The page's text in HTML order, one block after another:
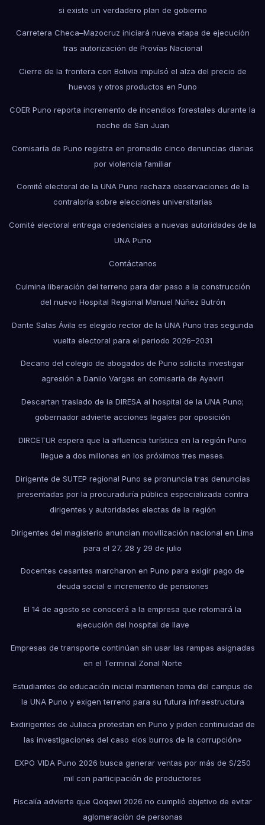
si existe un verdadero plan de gobierno
Carretera Checa–Mazocruz iniciará nueva etapa de ejecución
tras autorización de Provías Nacional
Cierre de la frontera con Bolivia impulsó el alza del precio de
huevos y otros productos en Puno
COER Puno reporta incremento de incendios forestales durante la
noche de San Juan
Comisaría de Puno registra en promedio cinco denuncias diarias
por violencia familiar
Comité electoral de la UNA Puno rechaza observaciones de la
contraloría sobre elecciones universitarias
Comité electoral entrega credenciales a nuevas autoridades de la
UNA Puno
Contáctanos
Culmina liberación del terreno para dar paso a la construcción
del nuevo Hospital Regional Manuel Núñez Butrón
Dante Salas Ávila es elegido rector de la UNA Puno tras segunda
vuelta electoral para el periodo 2026–2031
Decano del colegio de abogados de Puno solicita investigar
agresión a Danilo Vargas en comisaría de Ayaviri
Descartan traslado de la DIRESA al hospital de la UNA Puno;
gobernador advierte acciones legales por oposición
DIRCETUR espera que la afluencia turística en la región Puno
llegue a dos millones en los próximos tres meses.
Dirigente de SUTEP regional Puno se pronuncia tras denuncias
presentadas por la procuraduría pública especializada contra
dirigentes y autoridades electas de la región
Dirigentes del magisterio anuncian movilización nacional en Lima
para el 27, 28 y 29 de julio
Docentes cesantes marcharon en Puno para exigir pago de
deuda social e incremento de pensiones
El 14 de agosto se conocerá a la empresa que retomará la
ejecución del hospital de Ilave
Empresas de transporte continúan sin usar las rampas asignadas
en el Terminal Zonal Norte
Estudiantes de educación inicial mantienen toma del campus de
la UNA Puno y exigen terreno para su futura infraestructura
Exdirigentes de Juliaca protestan en Puno y piden continuidad de
las investigaciones del caso «los burros de la corrupción»
EXPO VIDA Puno 2026 busca generar ventas por más de S/250
mil con participación de productores
Fiscalía advierte que Qoqawi 2026 no cumplió objetivo de evitar
aglomeración de personas